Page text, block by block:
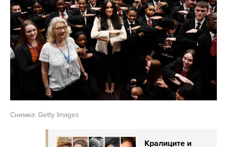
Снимка: Getty Images
Кралиците и